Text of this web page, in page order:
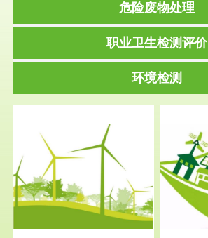
危险废物处理
职业卫生检测评价
环境检测
服务范围
环保竣工验收
根据《建设项目环境保护管理条
例》第十七条 编制环境影响报